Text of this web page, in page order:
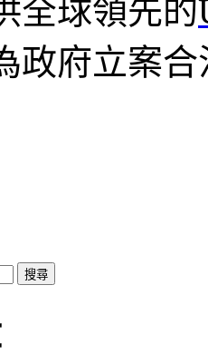
全球領先的
政府立案合